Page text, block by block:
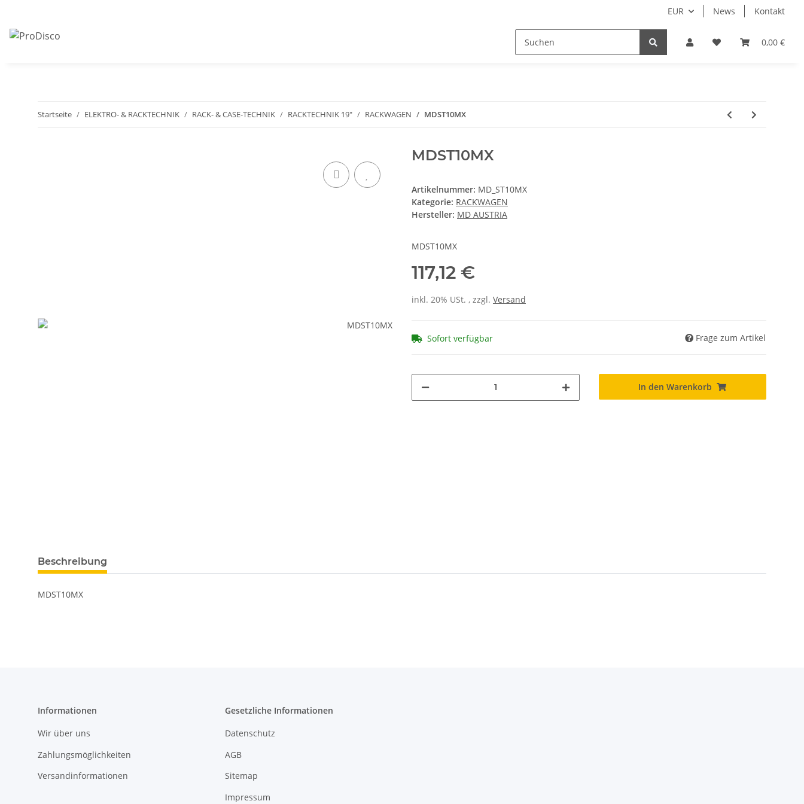
EUR News Kontakt
0,00 €
Startseite ELEKTRO- & RACKTECHNIK RACK- & CASE-TECHNIK RACKTECHNIK 19" RACKWAGEN MDST10MX
MDST10MX
Artikelnummer: MD_ST10MX
Kategorie: RACKWAGEN
Hersteller: MD AUSTRIA
MDST10MX
117,12 €
inkl. 20% USt. , zzgl. Versand
Sofort verfügbar Frage zum Artikel
In den Warenkorb
Beschreibung
MDST10MX
Informationen
Wir über uns
Zahlungsmöglichkeiten
Versandinformationen
Gesetzliche Informationen
Datenschutz
AGB
Sitemap
Impressum